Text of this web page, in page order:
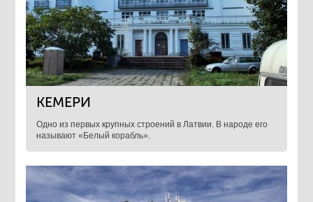
КЕМЕРИ
Одно из первых крупных строений в Латвии. В народе его
называют «Белый корабль».